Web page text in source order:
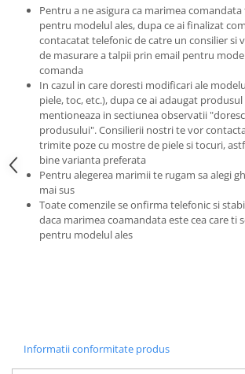
Pentru a ne asigura ca marimea
pentru modelul ales, dupa ce ai finalizat
contacatat telefonic de catre un consilier si
de masurare a talpii prin email pentru
comanda
In cazul in care doresti modificari ale
piele, toc, etc.), dupa ce ai adaugat produsul
mentioneaza in sectiunea observatii
produsului". Consilierii nostri te vor
trimite poze cu mostre de piele si tocuri,
bine varianta preferata
Pentru alegerea marimii te rugam sa alegi
mai sus
Toate comenzile se onfirma telefonic si
daca marimea coamandata este cea care ti
pentru modelul ales
Informatii conformitate produs